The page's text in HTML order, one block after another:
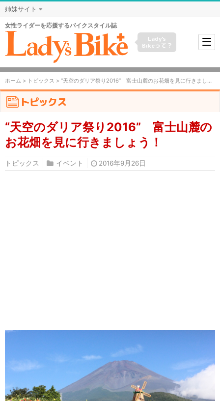
姉妹サイト
女性ライダーを応援するバイクスタイル誌
Lady's
Bikeって？
ホーム > トピックス > “天空のダリア祭り2016” 富士山麓のお花畑を見に行きましょう！
トピックス
“天空のダリア祭り2016” 富士山麓の
お花畑を見に行きましょう！
トピックス イベント 2016年9月26日